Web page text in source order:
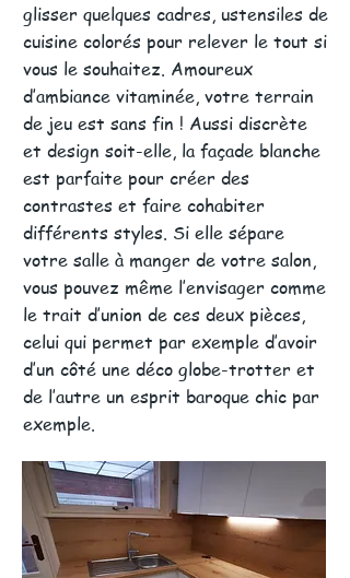
glisser quelques cadres, ustensiles de
cuisine colorés pour relever le tout si
vous le souhaitez. Amoureux
d’ambiance vitaminée, votre terrain
de jeu est sans fin ! Aussi discrète
et design soit-elle, la façade blanche
est parfaite pour créer des
contrastes et faire cohabiter
différents styles. Si elle sépare
votre salle à manger de votre salon,
vous pouvez même l’envisager comme
le trait d’union de ces deux pièces,
celui qui permet par exemple d’avoir
d’un côté une déco globe-trotter et
de l’autre un esprit baroque chic par
exemple.